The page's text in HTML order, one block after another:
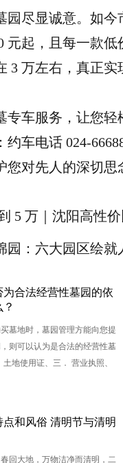
园尽显诚意。如
元起，且每一款
3 万左右，真正实
专车服务，让您
车电话 024-
对先人的深切思
5 万｜沈阳高性
园：六大园区绘就
为合法经营性墓园的依
墓地时，墓园管理方能向您提
则可以认为是合法的经营性墓
地使用证、三． 营业执照、
点和风俗 清明节与清明
回大地，万物洁净而清明，二